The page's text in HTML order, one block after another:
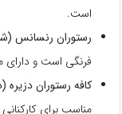
است.
رستوران رنسانس
فرنگی است و
کافه رستوران
مناسب برای